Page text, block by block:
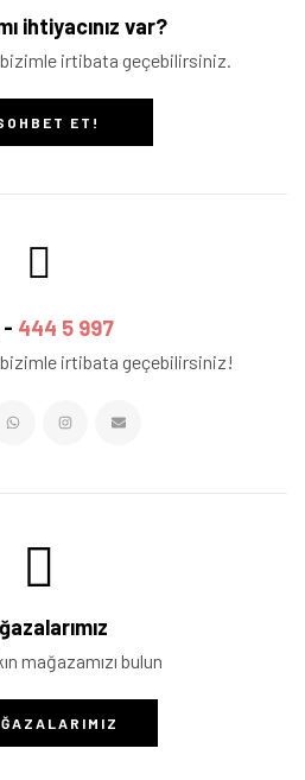
ihtiyacınız var?
irtibata geçebilirsiniz.
ET!
- 444 5 997
bizimle irtibata geçebilirsiniz!
mağazamızı bulun